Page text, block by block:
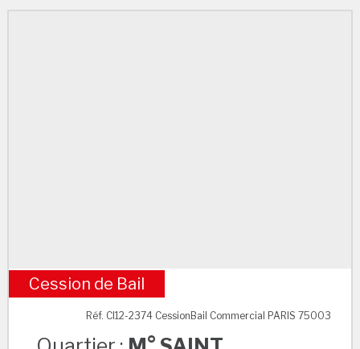
M° SAINT SEBASTIEN FROISSARD
Cession de Bail
Réf. CI12-2374 CessionBail Commercial PARIS 75003